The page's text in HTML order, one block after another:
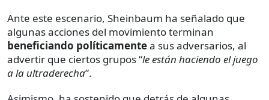
Ante este escenario, Sheinbaum ha señalado que
algunas acciones del movimiento terminan
beneficiando políticamentea sus adversarios, al
advertir que ciertos grupos “le están haciendo el juego
a la ultraderecha”.